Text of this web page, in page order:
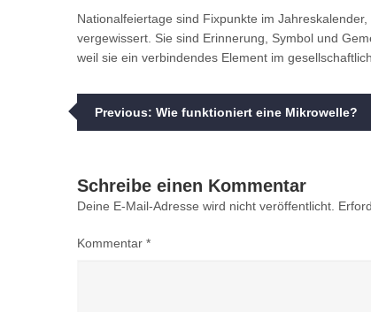
Nationalfeiertage sind Fixpunkte im
vergewissert. Sie sind Erinnerung, Symbol und
weil sie ein verbindendes Element im
Beitragsnavigation
Previous: Wie funktioniert eine Mikrowelle?
Schreibe einen Kommentar
Deine E-Mail-Adresse wird nicht veröffentlicht.
Kommentar *